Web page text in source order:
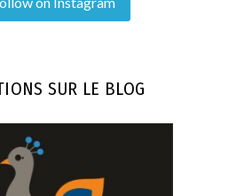
SUR LE BLOG